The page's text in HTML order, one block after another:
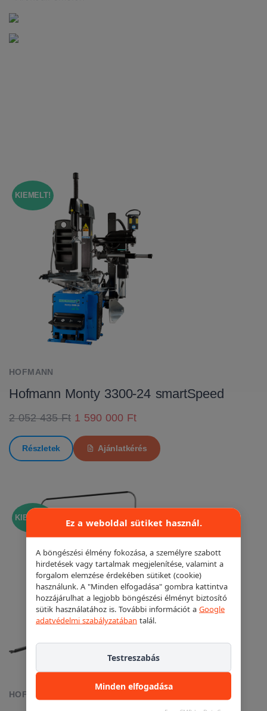
KIEMELT!
HOFMANN
Hofmann Monty 3300-24 smartSpeed
2 052 435 Ft 1 590 000 Ft
Részletek Ajánlatkérés
KIEMELT!
HOFMANN
Ez a weboldal sütiket használ.
A böngészési élmény fokozása, a személyre szabott
hirdetések vagy tartalmak megjelenítése, valamint a
forgalom elemzése érdekében sütiket (cookie)
használunk. A "Minden elfogadása" gombra kattintva
hozzájárulhat a legjobb böngészési élményt biztosító
sütik használatához is. További információt a Google
adatvédelmi szabályzatában talál.
Minden elfogadása
Testreszabás